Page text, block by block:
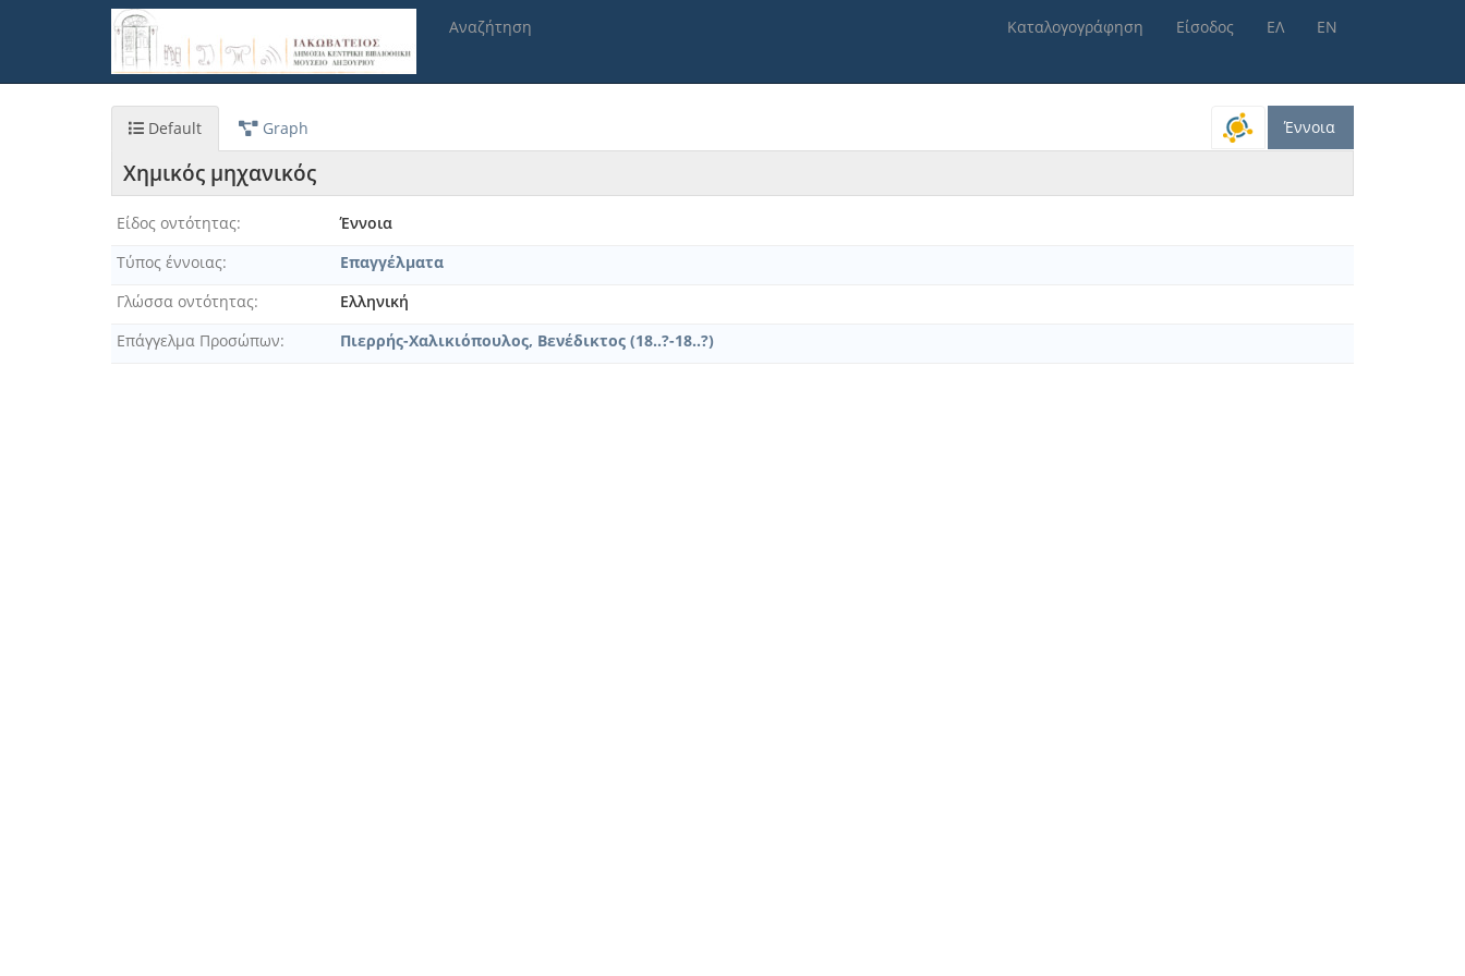
Αναζήτηση Καταλογογράφηση Είσοδος ΕΛ ΕΝ
Default Graph Έννοια
Χημικός μηχανικός
Είδος οντότητας
Έννοια
Τύπος έννοιας
Επαγγέλματα
Γλώσσα οντότητας
Ελληνική
Επάγγελμα Προσώπων
Πιερρής-Χαλικιόπουλος, Βενέδικτος (18..?-18..?)